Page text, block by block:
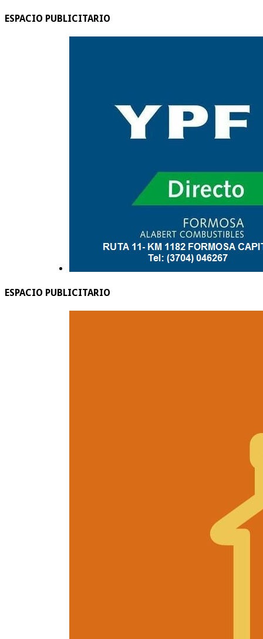
ESPACIO PUBLICITARIO
ESPACIO PUBLICITARIO